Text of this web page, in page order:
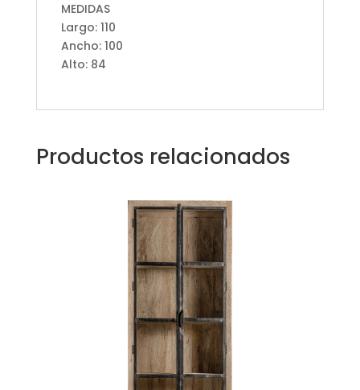
MEDIDAS
Largo: 110
Ancho: 100
Alto: 84
Productos relacionados